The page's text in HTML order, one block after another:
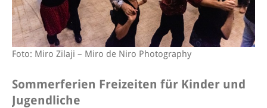
Foto: Miro Zilaji – Miro de Niro Photography
Sommerferien Freizeiten für Kinder und
Jugendliche